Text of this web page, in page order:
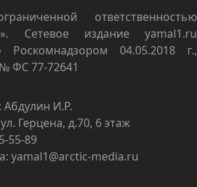
ответственностью
Сетевое издание yamal1.ru
Роскомнадзором 04.05.2018 г.,
ФС 77-72641
Абдулин И.Р.
Герцена, д.70, 6 этаж
55-89
yamal1@arctic-media.ru